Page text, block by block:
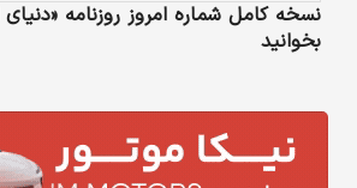
نسخه کامل شماره امروز روزنامه «دنیای‌
بخوانید